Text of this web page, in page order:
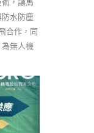
，讓馬
水防塵
合作，同
無人機